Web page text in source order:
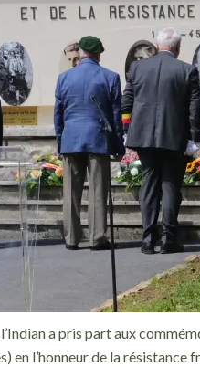
a pris part aux
en l’honneur de la